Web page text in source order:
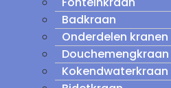
Badkraan
Onderdelen kranen
Douchemengkraan
Kokendwaterkraan